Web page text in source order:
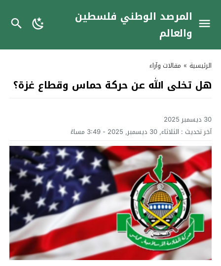
المرصد الوطني فلسطين
والعالم
الرئيسية » مقالات وآراء
هل تخلى الله عن حركة حماس وقطاع غزة؟
30 ديسمبر 2025
آخر تحديث : الثلاثاء, 30 ديسمبر, 2025 - 3:49 مساءً